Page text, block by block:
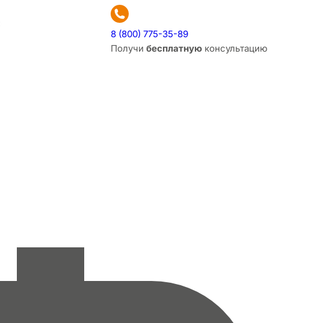
8 (800) 775-35-89
Получи бесплатную консультацию